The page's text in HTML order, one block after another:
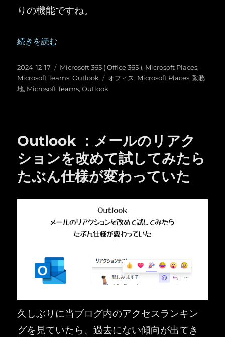
りの機能ですね。
“Outlook ： Microsoft Places アプリを試す（トラップが
続きを読む
投
稿
日:
2024-12-17
カ
テ
ゴ
Microsoft 365 ( Office 365 ), Microsoft Places,
Microsoft Teams,Outlook
タ
グ
オフィス, Microsoft Places,勤務
地, Microsoft Teams,Outlook
Outlook ：メールのリアク
ションを改めて試してみたら
たぶん仕様が変わっていた
久しぶりに当ブログ内のアクセスランキン
グを見ていたら、過去にない傾向が出てき